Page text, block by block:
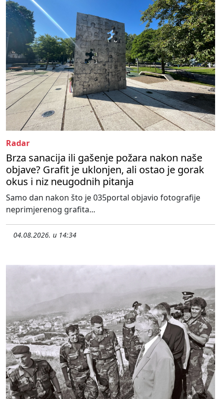
Radar
Brza sanacija ili gašenje požara nakon naše
objave? Grafit je uklonjen, ali ostao je gorak
okus i niz neugodnih pitanja
Samo dan nakon što je 035portal objavio fotografije
neprimjerenog grafita...
04.08.2026. u 14:34